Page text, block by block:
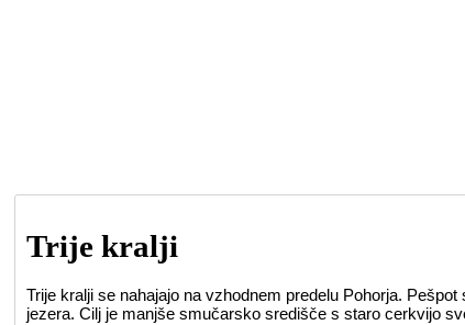
Trije kralji
Trije kralji se nahajajo na vzhodnem predelu Pohorja.
jezera. Cilj je manjše smučarsko središče s staro cerkvijo